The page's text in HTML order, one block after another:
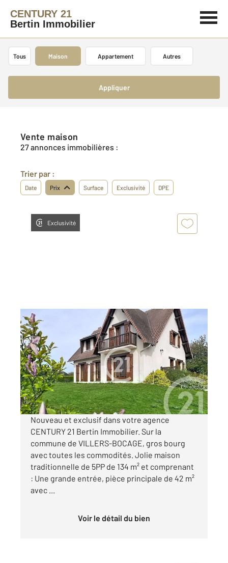
CENTURY 21
Bertin Immobilier
Tous Maison Appartement Autres
Appliquer
Vente maison
27 annonces immobilières :
Trier par :
Date Prix Surface Exclusivité DPE
Exclusivité
VILLERS BOCAGE 14
134 m
Ref : 3314
Maison à vendre
254 000 €
Visiter le site dédié
Nouveau et exclusif dans votre agence
CENTURY 21 Bertin Immobilier. Sur la
commune de VILLERS-BOCAGE, gros bourg
avec toutes les commodités. Jolie maison
traditionnelle de 5PP de 134 m² et comprenant
: Une grande entrée, pièce principale de 42 m²
avec ...
Voir le détail du bien